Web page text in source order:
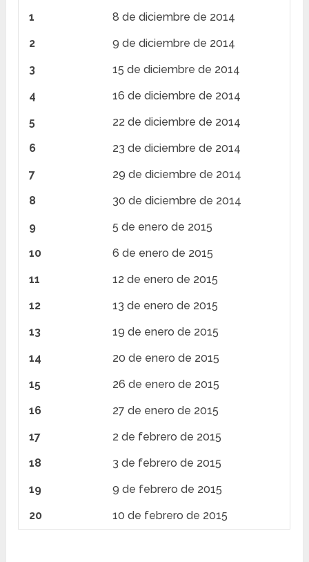
1
8 de diciembre de 2014
2
9 de diciembre de 2014
3
15 de diciembre de 2014
4
16 de diciembre de 2014
5
22 de diciembre de 2014
6
23 de diciembre de 2014
7
29 de diciembre de 2014
8
30 de diciembre de 2014
9
5 de enero de 2015
10
6 de enero de 2015
11
12 de enero de 2015
12
13 de enero de 2015
13
19 de enero de 2015
14
20 de enero de 2015
15
26 de enero de 2015
16
27 de enero de 2015
17
2 de febrero de 2015
18
3 de febrero de 2015
19
9 de febrero de 2015
20
10 de febrero de 2015